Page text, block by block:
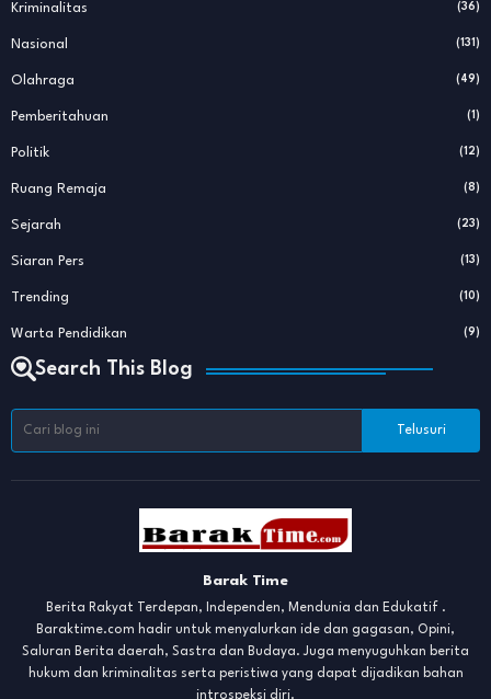
Kriminalitas (36)
Nasional (131)
Olahraga (49)
Pemberitahuan (1)
Politik (12)
Ruang Remaja (8)
Sejarah (23)
Siaran Pers (13)
Trending (10)
Warta Pendidikan (9)
Search This Blog
Barak Time
Berita Rakyat Terdepan, Independen, Mendunia dan Edukatif .
Baraktime.com hadir untuk menyalurkan ide dan gagasan, Opini,
Saluran Berita daerah, Sastra dan Budaya. Juga menyuguhkan berita
hukum dan kriminalitas serta peristiwa yang dapat dijadikan bahan
introspeksi diri.